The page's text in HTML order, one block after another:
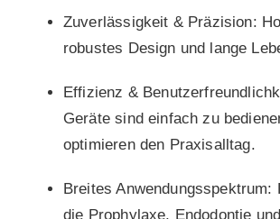
Zuverlässigkeit & Präzision:
robustes Design und lange
Effizienz &
Geräte sind einfach zu
optimieren den Praxisalltag.
Breites Anwendungsspektrum:
die Prophylaxe, Endodontie